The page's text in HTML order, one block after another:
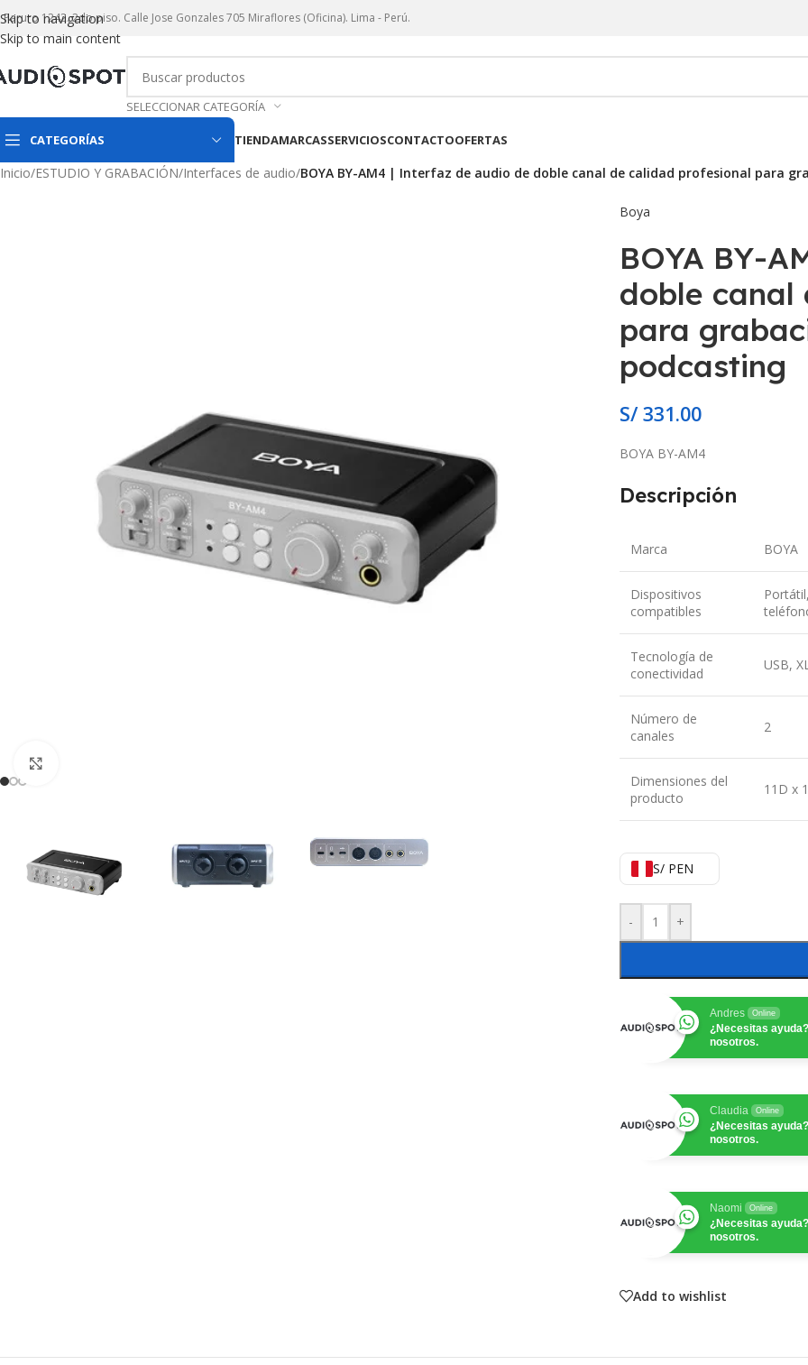
Skip to navigation
Skip to main content
Paruro 1242. 2do piso. Calle Jose Gonzales 705 Miraflores (Oficina). Lima - Perú.
SELECCIONAR CATEGORÍA
CATEGORÍAS TIENDAMARCASSERVICIOSCONTACTOOFERTAS
Inicio/ESTUDIO Y GRABACIÓN/Interfaces de audio/BOYA BY-AM4 | Interfaz de audio de doble canal de calidad profesional para
Boya
BOYA BY-
doble canal
para
podcasting
S/331.00
BOYA BY-AM4
Descripción
Marca BOYA
Dispositivos
compatibles
Tecnología de
conectividad
USB,
Número de
canales
2
Dimensiones del
producto
11D x
S/ PEN
- +
Andres Online
¿Necesitas
nosotros.
Claudia Online
¿Necesitas
nosotros.
Naomi Online
¿Necesitas
nosotros.
Add to wishlist